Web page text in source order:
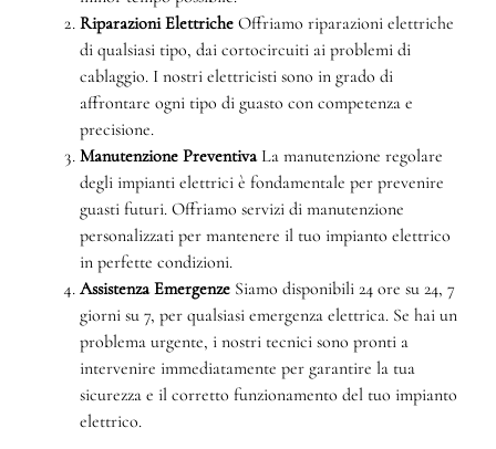
Riparazioni Elettriche Offriamo riparazioni elettriche
di qualsiasi tipo, dai cortocircuiti ai problemi di
cablaggio. I nostri elettricisti sono in grado di
affrontare ogni tipo di guasto con competenza e
precisione.
Manutenzione PreventivaLa manutenzione regolare
degli impianti elettrici è fondamentale per prevenire
guasti futuri. Offriamo servizi di manutenzione
personalizzati per mantenere il tuo impianto elettrico
in perfette condizioni.
Assistenza Emergenze Siamo disponibili 24 ore su 24, 7
giorni su 7, per qualsiasi emergenza elettrica. Se hai un
problema urgente, i nostri tecnici sono pronti a
intervenire immediatamente per garantire la tua
sicurezza e il corretto funzionamento del tuo impianto
elettrico.